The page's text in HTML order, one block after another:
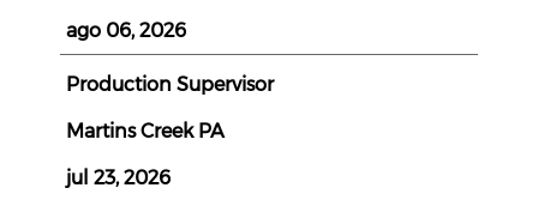
ago 06, 2026
Production Supervisor
Martins Creek PA
jul 23, 2026